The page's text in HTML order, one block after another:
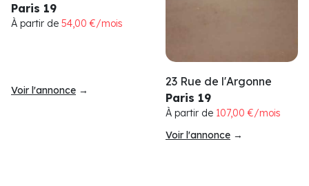
Paris 19
À partir de 54,00 €/mois
Voir l'annonce →
23 Rue de l'Argonne
Paris 19
À partir de 107,00 €/mois
Voir l'annonce →